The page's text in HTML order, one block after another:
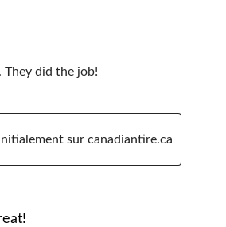
They did the job!
sur canadiantire.ca